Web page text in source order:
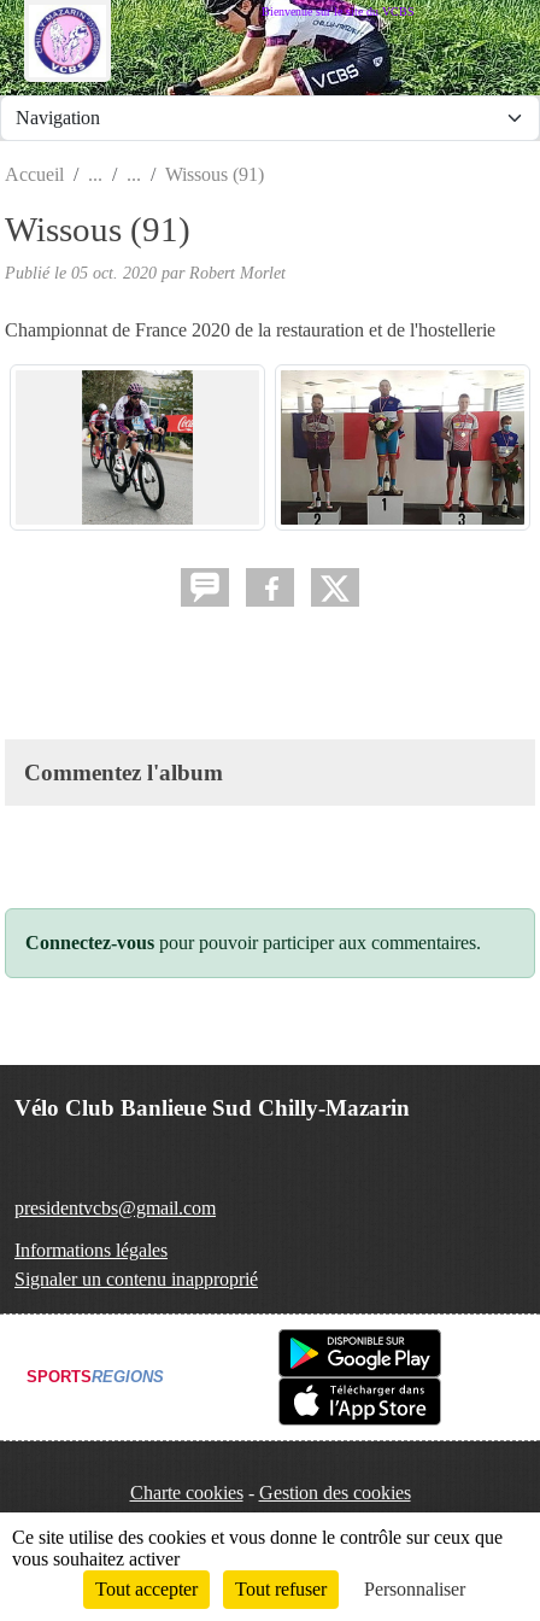
Bienvenue sur le site du VCBS
Accueil Wissous (91)
Wissous (91)
Publié le 05 oct. 2020 par Robert Morlet
Championnat de France 2020 de la restauration et de l'hostellerie
Commentez l'album
Connectez-vous pour pouvoir participer aux commentaires.
Vélo Club Banlieue Sud Chilly-Mazarin
presidentvcbs@gmail.com
Informations légales
Signaler un contenu inapproprié
SPORTSREGIONS
Charte cookies Gestion des cookies
Envie de participer ? Connexion
Panneau de gestion des cookies
Ce site utilise des cookies et vous donne le contrôle sur ceux que
vous souhaitez activer
Tout accepter
Tout refuser Personnaliser